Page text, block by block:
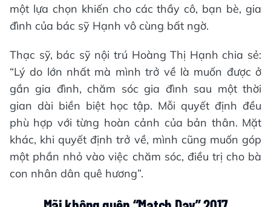
một lựa chọn khiến cho các thầy cô, bạn bè, gia
đình của bác sỹ Hạnh vô cùng bất ngờ.
Thạc sỹ, bác sỹ nội trú Hoàng Thị Hạnh chia sẻ:
“Lý do lớn nhất mà mình trở về là muốn được ở
gần gia đình, chăm sóc gia đình sau một thời
gian dài biền biệt học tập. Mỗi quyết định đều
phù hợp với từng hoàn cảnh của bản thân. Mặt
khác, khi quyết định trở về, mình cũng muốn góp
một phần nhỏ vào việc chăm sóc, điều trị cho bà
con nhân dân quê hương”.